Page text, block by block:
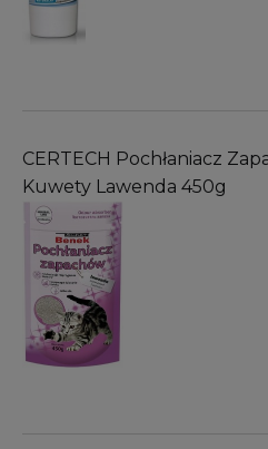
CERTECH Pochłaniacz
Kuwety Lawenda 450g